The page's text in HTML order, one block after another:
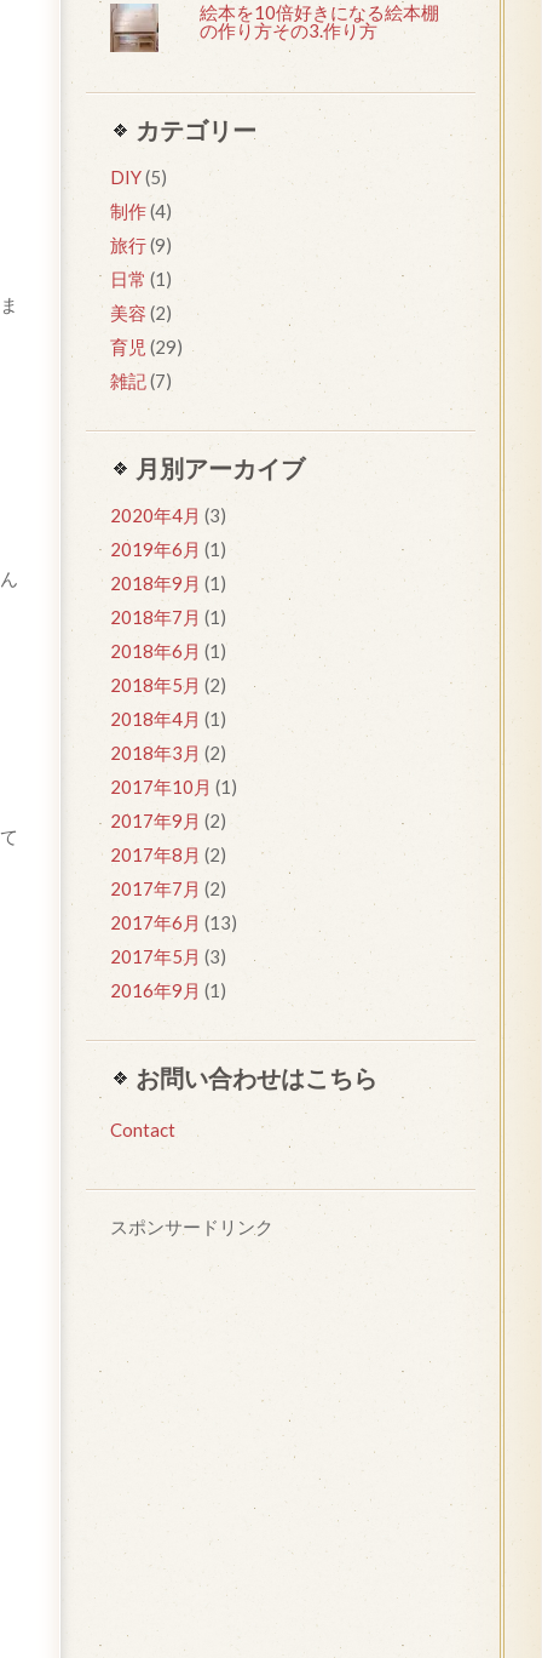
絵本を10倍好きになる絵本棚
の作り方その3.作り方
カテゴリー
DIY(5)
制作(4)
旅行(9)
日常 (1)
美容 (2)
育児 (29)
雑記(7)
月別アーカイブ
2020年4月 (3)
2019年6月 (1)
2018年9月 (1)
2018年7月 (1)
2018年6月 (1)
2018年5月 (2)
2018年4月 (1)
2018年3月 (2)
2017年10月 (1)
2017年9月 (2)
2017年8月 (2)
2017年7月 (2)
2017年6月 (13)
2017年5月 (3)
2016年9月 (1)
お問い合わせはこちら
Contact
スポンサードリンク